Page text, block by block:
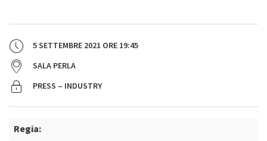
5 SETTEMBRE 2021 ORE 19:45
SALA PERLA
PRESS – INDUSTRY
Regia: